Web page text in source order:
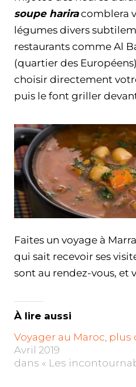
soupe hariracomblera
légumes divers
restaurants comme Al
(quartier des
choisir directement
puis le font griller
Faites un voyage à
qui sait recevoir ses
sont au rendez-vous, et
À lire aussi
Voyager au Maroc,
Avril 2019
dans « Les